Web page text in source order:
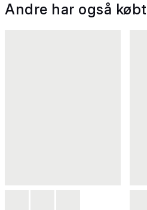
Andre har også købt